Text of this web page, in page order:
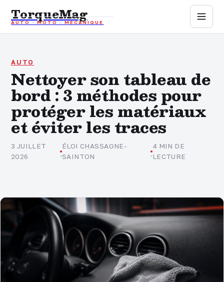
TorqueMag
AUTO · MOTO · MÉCANIQUE
Auto
Mécanique
Sports mécaniques
Assurance
AUTO
Nettoyer son tableau de
bord : 3 méthodes pour
protéger les matériaux
et éviter les traces
3 JUILLET
2026
·
ÉLOI CHASSAGNE-
SAINTON
·
4 MIN DE
LECTURE